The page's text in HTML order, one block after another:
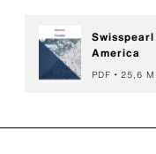
America
PDF 25,6